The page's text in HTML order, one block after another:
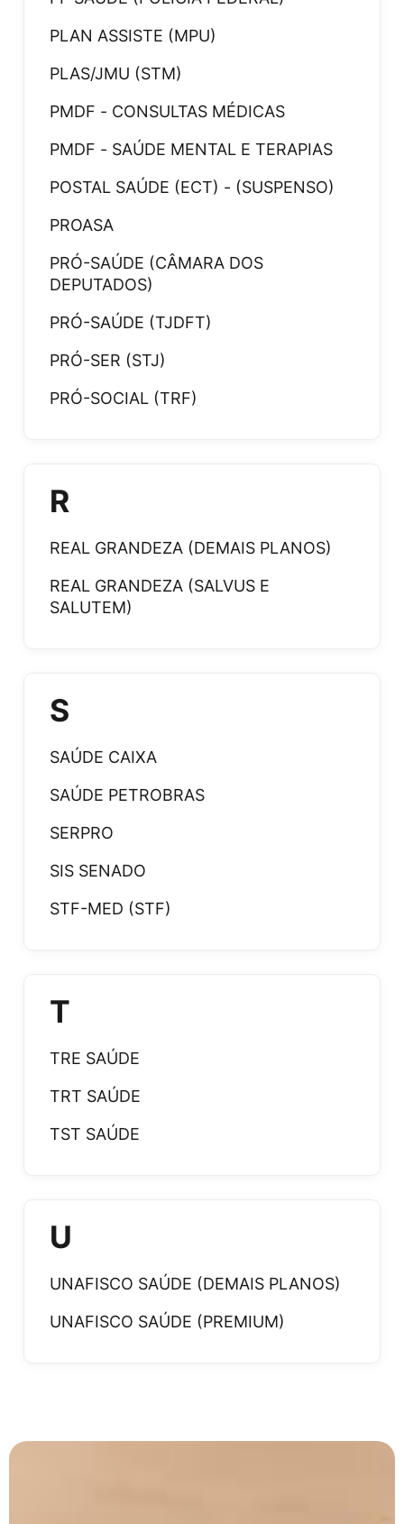
PLAN ASSISTE (MPU)
PLAS/JMU (STM)
PMDF - CONSULTAS MÉDICAS
PMDF - SAÚDE MENTAL E TERAPIAS
POSTAL SAÚDE (ECT) - (SUSPENSO)
PROASA
PRÓ-SAÚDE (CÂMARA DOS
DEPUTADOS)
PRÓ-SAÚDE (TJDFT)
PRÓ-SER (STJ)
PRÓ-SOCIAL (TRF)
R
REAL GRANDEZA (DEMAIS PLANOS)
REAL GRANDEZA (SALVUS E
SALUTEM)
S
SAÚDE CAIXA
SAÚDE PETROBRAS
SERPRO
SIS SENADO
STF-MED (STF)
T
TRE SAÚDE
TRT SAÚDE
TST SAÚDE
U
UNAFISCO SAÚDE (DEMAIS PLANOS)
UNAFISCO SAÚDE (PREMIUM)